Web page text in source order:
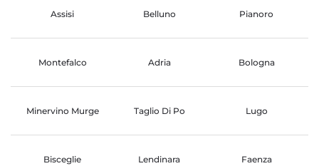
Assisi Belluno Pianoro
Montefalco Adria Bologna
Minervino Murge Taglio Di Po Lugo
Bisceglie Lendinara Faenza